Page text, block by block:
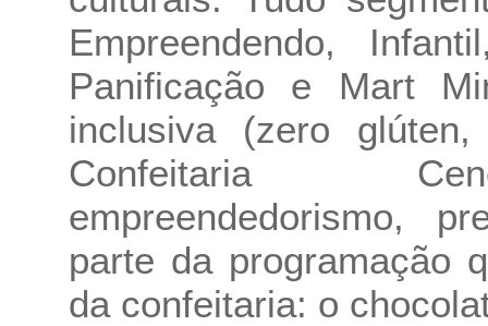
Empreendendo,
Panificação e Mart
inclusiva (zero
Confeitaria
empreendedorismo,
parte da programação
da confeitaria: o